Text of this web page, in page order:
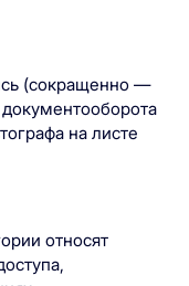
(сокращенно —
на листе
относят